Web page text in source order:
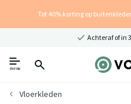
Tot 40% korting op
Achteraf of in
menu
Vloerkleden